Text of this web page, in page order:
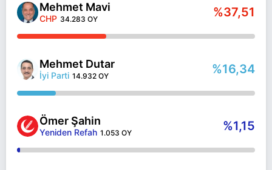
Mehmet Mavi
CHP 34.283 OY %37,51
Mehmet Dutar
İyi Parti 14.932 OY %16,34
Ömer Şahin
Yeniden Refah 1.053 OY %1,15